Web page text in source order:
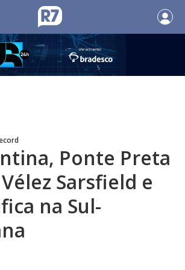
Ponte Preta
Sarsfield e
na Sul-